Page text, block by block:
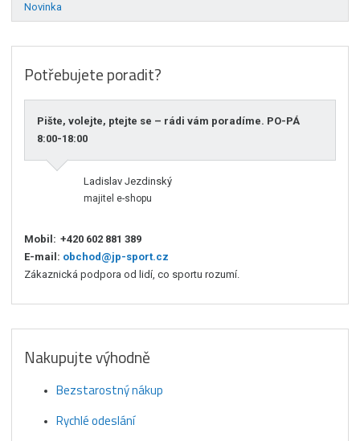
Novinka
Potřebujete poradit?
Pište, volejte, ptejte se – rádi vám poradíme. PO-PÁ
8:00-18:00
Ladislav Jezdinský
majitel e-shopu
Mobil: +420 602 881 389
E-mail: obchod@jp-sport.cz
Zákaznická podpora od lidí, co sportu rozumí.
Nakupujte výhodně
Bezstarostný nákup
Rychlé odeslání